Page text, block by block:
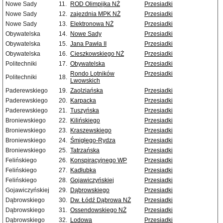
Nowe Sady
11. ROD Olimpijka NŻ
Przesiadki
Nowe Sady
12. zajezdnia MPK NŻ
Przesiadki
Nowe Sady
13. Elektronowa NŻ
Przesiadki
Obywatelska
14. Nowe Sady
Przesiadki
Obywatelska
15. Jana Pawła II
Przesiadki
Obywatelska
16. Cieszkowskiego NŻ
Przesiadki
Politechniki
17. Obywatelska
Przesiadki
Politechniki
18. Rondo Lotników
Lwowskich
Przesiadki
Paderewskiego 19. Zaolziańska
Przesiadki
Paderewskiego
20. Karpacka
Przesiadki
Paderewskiego
21. Tuszyńska
Przesiadki
Broniewskiego
22. Kilińskiego
Przesiadki
Broniewskiego
23. Kraszewskiego
Przesiadki
Broniewskiego
24. Śmigłego-Rydza
Przesiadki
Broniewskiego
25. Tatrzańska
Przesiadki
Felińskiego
26. Konspiracyjnego WP
Przesiadki
Felińskiego
27. Kadłubka
Przesiadki
Felińskiego
28. Gojawiczyńskiej
Przesiadki
Gojawiczyńskiej
29. Dąbrowskiego
Przesiadki
Dąbrowskiego
30. Dw. Łódź Dąbrowa NŻ
Przesiadki
Dąbrowskiego
31. Ossendowskiego NŻ
Przesiadki
Dąbrowskiego
32. Lodowa Przesiadki